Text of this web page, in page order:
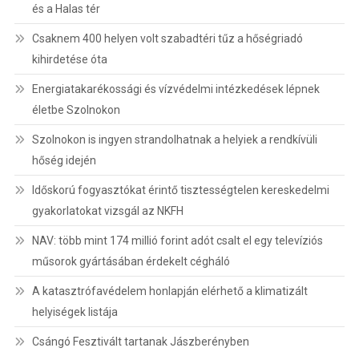
és a Halas tér
Csaknem 400 helyen volt szabadtéri tűz a hőségriadó
kihirdetése óta
Energiatakarékossági és vízvédelmi intézkedések lépnek
életbe Szolnokon
Szolnokon is ingyen strandolhatnak a helyiek a rendkívüli
hőség idején
Időskorú fogyasztókat érintő tisztességtelen kereskedelmi
gyakorlatokat vizsgál az NKFH
NAV: több mint 174 millió forint adót csalt el egy televíziós
műsorok gyártásában érdekelt cégháló
A katasztrófavédelem honlapján elérhető a klimatizált
helyiségek listája
Csángó Fesztivált tartanak Jászberényben